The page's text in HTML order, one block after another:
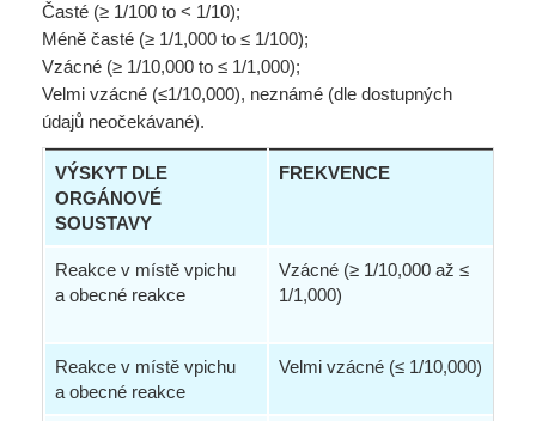
Časté (≥ 1/100 to < 1/10);
Méně časté (≥ 1/1,000 to ≤ 1/100);
Vzácné (≥ 1/10,000 to ≤ 1/1,000);
Velmi vzácné (≤1/10,000), neznámé (dle dostupných
údajů neočekávané).
VÝSKYT DLE
ORGÁNOVÉ
SOUSTAVY
FREKVENCE
Reakce v místě vpichu
a obecné reakce
Vzácné (≥ 1/10,000 až ≤
1/1,000)
Reakce v místě vpichu
a obecné reakce
Velmi vzácné (≤ 1/10,000)